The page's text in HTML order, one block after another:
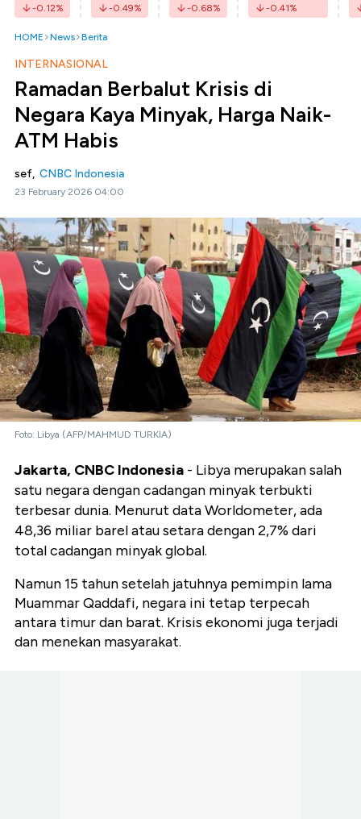
-0.12% -0.49% -0.68% -0.41%
HOME News Berita
INTERNASIONAL
Ramadan Berbalut Krisis di
Negara Kaya Minyak, Harga Naik-
ATM Habis
sef, CNBC Indonesia
23 February 2026 04:00
Foto: Libya (AFP/MAHMUD TURKIA)
Jakarta, CNBC Indonesia - Libya merupakan salah
satu negara dengan cadangan minyak terbukti
terbesar dunia. Menurut data Worldometer, ada
48,36 miliar barel atau setara dengan 2,7% dari
total cadangan minyak global.
Namun 15 tahun setelah jatuhnya pemimpin lama
Muammar Qaddafi, negara ini tetap terpecah
antara timur dan barat. Krisis ekonomi juga terjadi
dan menekan masyarakat.